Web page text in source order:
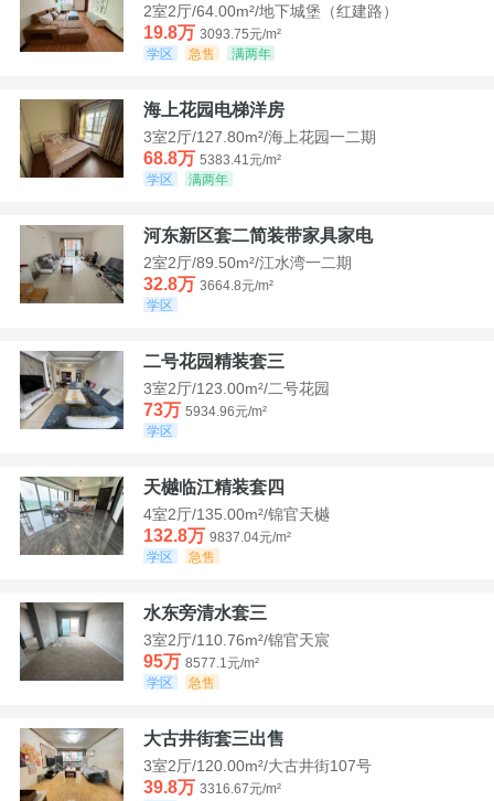
2室2厅/64.00m²/地下城堡（红建路）
19.8万 3093.75元/m²
学区
急售 满两年
海上花园电梯洋房
3室2厅/127.80m²/海上花园一二期
68.8万 5383.41元/m²
学区
满两年
河东新区套二简装带家具家电
2室2厅/89.50m²/江水湾一二期
32.8万 3664.8元/m²
学区
二号花园精装套三
3室2厅/123.00m²/二号花园
73万 5934.96元/m²
学区
天樾临江精装套四
4室2厅/135.00m²/锦官天樾
132.8万 9837.04元/m²
学区
急售
水东旁清水套三
3室2厅/110.76m²/锦官天宸
95万 8577.1元/m²
学区
急售
大古井街套三出售
3室2厅/120.00m²/大古井街107号
39.8万 3316.67元/m²